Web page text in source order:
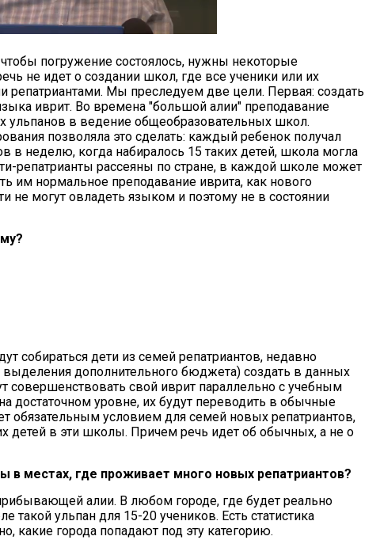
погружение состоялось, нужны некоторые
не идет о создании школ, где все ученики или их
Мы преследуем две цели. Первая: создать
иврит. Во времена "большой алии" преподавание
ульпанов в ведение общеобразовательных школ.
позволяла это сделать: каждый ребенок получал
в неделю, когда набиралось 15 таких детей, школа могла
репатрианты рассеяны по стране, в каждой школе может
им нормальное преподавание иврита, как нового
не могут овладеть языком и поэтому не в состоянии
собираться дети из семей репатриантов, недавно
дополнительного бюджета) создать в данных
совершенствовать свой иврит параллельно с учебным
достаточном уровне, их будут переводить в обычные
обязательным условием для семей новых репатриантов,
детей в эти школы. Причем речь идет об обычных, а не о
в местах, где проживает много новых репатриантов?
алии. В любом городе, где будет реально
такой ульпан для 15-20 учеников. Есть статистика
какие города попадают под эту категорию.